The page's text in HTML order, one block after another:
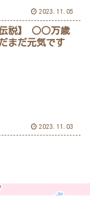
2023.11.05
伝説】 ○○万歳
まだ元気です
2023.11.03